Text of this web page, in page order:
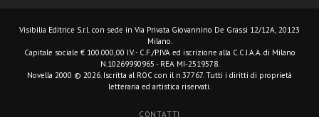
Visibilia Editrice S.r.l. con sede in Via Privata Giovannino De Grassi 12/12A, 20123
Milano.
Capitale sociale € 100.000,00 I.V. - C.F./P.IVA ed iscrizione alla C.C.I.A.A. di Milano
N.10269990965 - REA MI-2519578.
Novella 2000 © 2026. Iscritta al ROC con il n.37767. Tutti i diritti di proprietà
letteraria ed artistica riservati.
CONTATTI